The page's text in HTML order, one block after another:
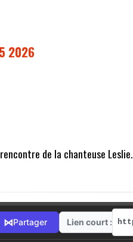
2026
de la chanteuse Leslie.
⋈Partager Lien court :